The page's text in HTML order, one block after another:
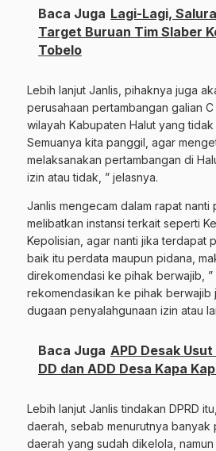
Baca Juga Lagi-Lagi,
Target Buruan Tim Slaber
Tobelo
Lebih lanjut Janlis, pihaknya juga
perusahaan pertambangan galian
wilayah Kabupaten Halut yang
Semuanya kita panggil, agar
melaksanakan pertambangan di
izin atau tidak, ” jelasnya.
Janlis mengecam dalam rapat nanti
melibatkan instansi terkait seperti
Kepolisian, agar nanti jika terdapat
baik itu perdata maupun pidana,
direkomendasi ke pihak berwajib, ”
rekomendasikan ke pihak berwajib
dugaan penyalahgunaan izin atau
Baca Juga APD Desak
DD dan ADD Desa Kapa
Lebih lanjut Janlis tindakan DPRD
daerah, sebab menurutnya banyak
daerah yang sudah dikelola,